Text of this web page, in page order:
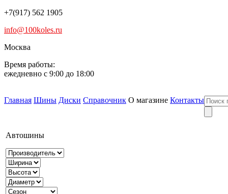
+7(917) 562 1905
info@100koles.ru
Москва
Время работы:
ежедневно с 9:00 до 18:00
Главная Шины Диски Справочник О магазине Контакты
Автошины